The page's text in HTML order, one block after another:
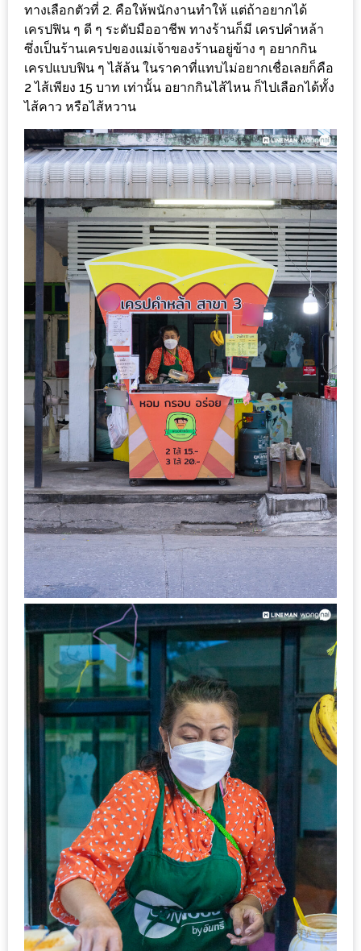
ใน
โลก
กับ
โรง
แรม
ฮอ
ลิ
เดย์
อินน์
เชียงใหม่
PANDA
TIME
ทำไม
เรา
ไม่
อาหาร
ทาน
เอง?
SHOP
TOP
10
รีวิว
ร้าน
อาหาร
ที่
เข้า
ชม
มาก
ที่สุด
ประจำ
ปี
2557
กิจกรรม
ชิง
รางวัล
กับ
สมาชิก
ทางเลือกตัวที่ 2. คือให้พนักงานทำให้ แต่ถ้าอยากได้
เครปฟิน ๆ ดี ๆ ระดับมืออาชีพ ทางร้านก็มี เครปคำหล้า
ซึ่งเป็นร้านเครปของแม่เจ้าของร้านอยู่ข้าง ๆ อยากกิน
เครปแบบฟิน ๆ ไส้ล้น ในราคาที่แทบไม่อยากเชื่อเลยก็คือ
2 ไส้เพียง 15 บาท เท่านั้น อยากกินไส้ไหน ก็ไปเลือกได้ทั้ง
ไส้คาว หรือไส้หวาน